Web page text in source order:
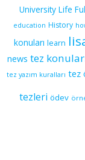
University Life
education History
konuları learn
news tez
tez yazım kuralları tez
tezleri ödev